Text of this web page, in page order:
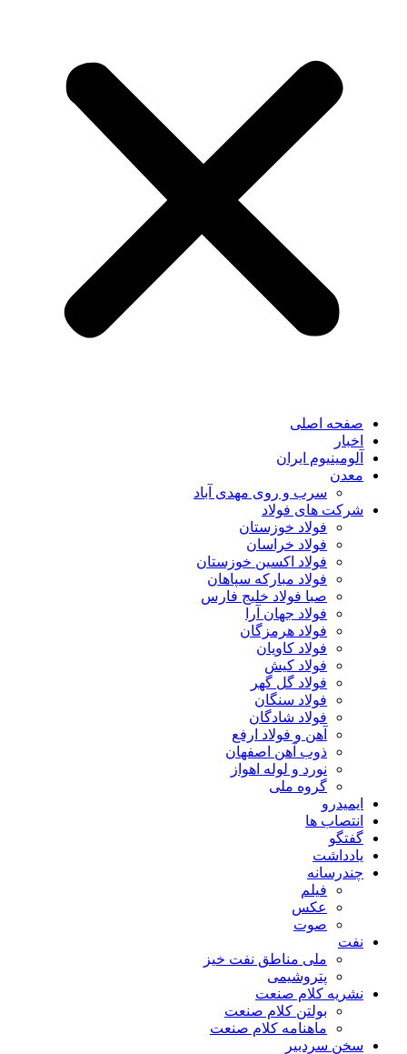
صفحه اصلی
اخبار
آلومینیوم ایران
معدن
سرب و روی مهدی آباد
شرکت های فولاد
فولاد خوزستان
فولاد خراسان
فولاد اکسین خوزستان
فولاد مبارکه سپاهان
صبا فولاد خلیج فارس
فولاد جهان آرا
فولاد هرمزگان
فولاد کاویان
فولاد کیش
فولاد گل گهر
فولاد سنگان
فولاد شادگان
آهن و فولاد ارفع
ذوب آهن اصفهان
نورد و لوله اهواز
گروه ملی
ایمیدرو
انتصاب ها
گفتگو
یادداشت
چندرسانه
فیلم
عکس
صوت
نفت
ملی مناطق نفت خیز
پتروشیمی
نشریه کلام صنعت
بولتن کلام صنعت
ماهنامه کلام صنعت
سخن سردبیر